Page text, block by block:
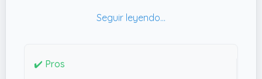
sin que se vea muy desgastado.
banco que puedes usar para sentarte mientras
✔️ Pros